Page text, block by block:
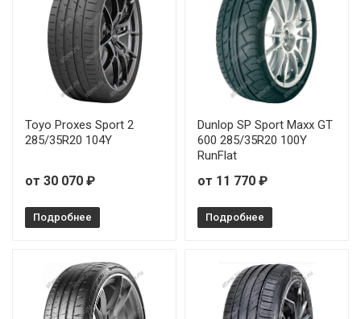
Toyo Proxes Sport 2
285/35R20 104Y
от 30 070 ₽
Подробнее
Dunlop SP Sport Maxx GT
600 285/35R20 100Y
RunFlat
от 11 770 ₽
Подробнее